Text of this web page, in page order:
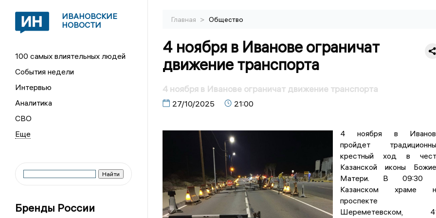
ИВАНОВСКИЕ
НОВОСТИ
100 самых влиятельных людей
События недели
Интервью
Аналитика
СВО
Бренды России
Главная > Общество
4 ноября в Иванове ограничат
движение транспорта
4 ноября в Иванове ограничат движение транспорта
27/10/2025 21:00
4 ноября в
пройдет
крестный ход в
Казанской иконы
Матери. В 09:30
Казанском храме
проспекте
Шереметевском,